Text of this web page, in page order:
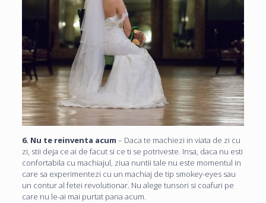
6. Nu te reinventa acum – Daca te machiezi in viata de zi cu
zi, stii deja ce ai de facut si ce ti se potriveste. Insa, daca nu esti
confortabila cu machiajul, ziua nuntii tale nu este momentul in
care sa experimentezi cu un machiaj de tip smokey-eyes sau
un contur al fetei revolutionar. Nu alege tunsori si coafuri pe
care nu le-ai mai purtat pana acum.